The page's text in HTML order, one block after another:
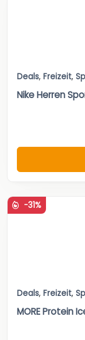
Deals, Freizeit,
Nike Herren
-31%
Deals, Freizeit,
MORE Protein